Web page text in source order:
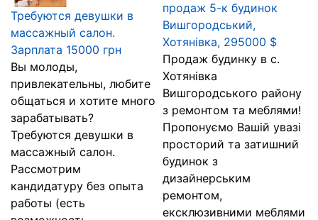
Требуются девушки в
массажный салон.
Зарплата 15000 грн
Вы молоды,
привлекательны, любите
общаться и хотите много
зарабатывать?
Требуются девушки в
массажный салон.
Рассмотрим
кандидатуру без опыта
работы (есть
продаж 5-к будинок
Вишгородський,
Хотянівка, 295000 $
Продаж будинку в с.
Хотянівка
Вишгородського району
з ремонтом та меблями!
Пропонуємо Вашій увазі
просторий та затишний
будинок з
дизайнерським
ремонтом,
ексклюзивними меблями